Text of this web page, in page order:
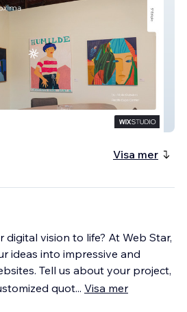
Visa mer
vision to life? At Web Star,
ideas into impressive and
Tell us about your project,
quot... Visa mer